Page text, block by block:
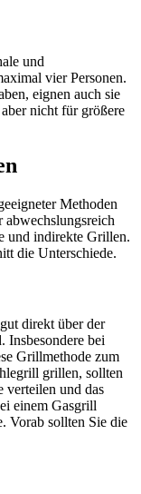
und
vier Personen.
eignen auch sie
nicht für größere
Methoden
und indirekte Grillen.
die Unterschiede.
direkt über der
Insbesondere bei
Grillmethode zum
grillen, sollten
verteilen und das
einem Gasgrill
Vorab sollten Sie die